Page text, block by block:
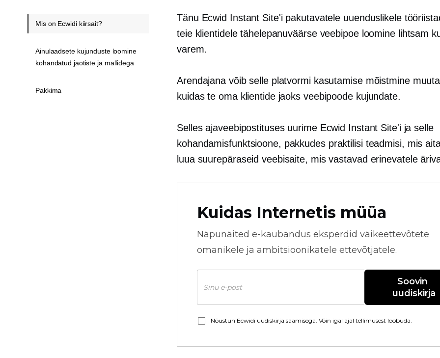
Tänu Ecwid Instant Site'i pakutavatele uuenduslikele
teie klientidele tähelepanuväärse veebipoe loomine lihtsam
varem.
Arendajana võib selle platvormi kasutamise mõistmine
kuidas te oma klientide jaoks veebipoode kujundate.
Selles ajaveebipostituses uurime Ecwid Instant Site'i ja selle
kohandamisfunktsioone, pakkudes praktilisi teadmisi, mis
luua suurepäraseid veebisaite, mis vastavad erinevatele
Kuidas Internetis müüa
Näpunäited e-kaubandus eksperdid väikeettevõtete
omanikele ja ambitsioonikatele ettevõtjatele.
Soovin
uudiskirja
Nõustun Ecwidi uudiskirja saamisega. Võin igal ajal tellimusest loobuda.
Mis on Ecwidi kiirsait?
Ainulaadsete kujunduste loomine
kohandatud jaotiste ja mallidega
Pakkima